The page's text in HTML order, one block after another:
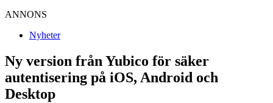
ANNONS
Nyheter
Ny version från Yubico för säker
autentisering på iOS, Android och
Desktop